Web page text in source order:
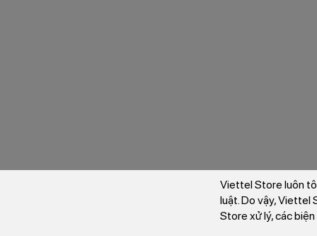
Viettel Store luôn
luật. Do vậy, Viettel
Store xử lý, các